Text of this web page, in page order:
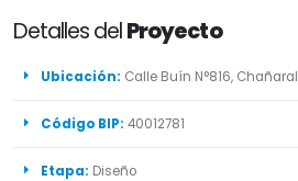
Detalles delProyecto
Ubicación: Calle Buín N°816, Chañaral
Código BIP: 40012781
Etapa: Diseño